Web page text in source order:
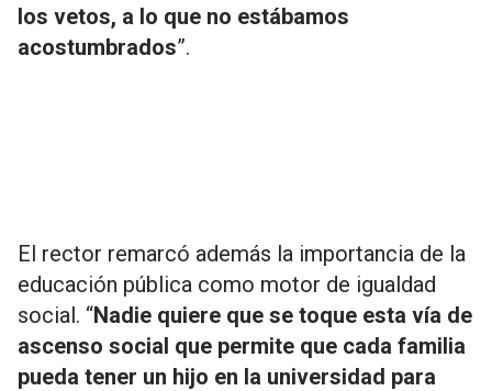
los vetos, a lo que no estábamos
acostumbrados”.
El rector remarcó además la importancia de la
educación pública como motor de igualdad
social. “Nadie quiere que se toque esta vía de
ascenso social que permite que cada familia
pueda tener un hijo en la universidad para